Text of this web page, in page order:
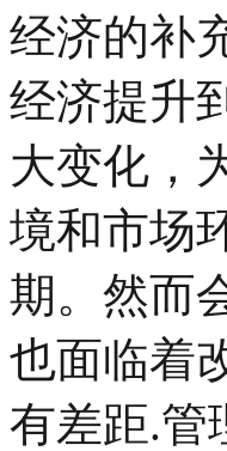
经济的补
经济提升
大变化，
境和市场
期。然而
也面临着
有差距.管